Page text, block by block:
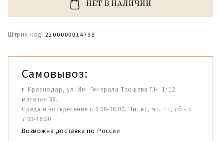
НЕТ В НАЛИЧИИ
Штрих-код: 2200000014795
Самовывоз:
г. Краснодар, ул. Им. Генерала Трошева Г.Н. 1/12
магазин 38.
Среда и воскресение с 6:00-16:00. Пн, вт, чт, пт, сб - с
7:00-16:00.
Возможна доставка по России.